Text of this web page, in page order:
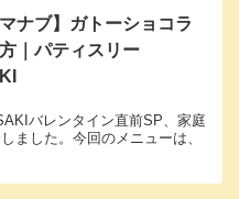
マナブ】ガトーショコラ
｜パティスリー
バレンタイン直前SP、家庭
ました。今回のメニューは、